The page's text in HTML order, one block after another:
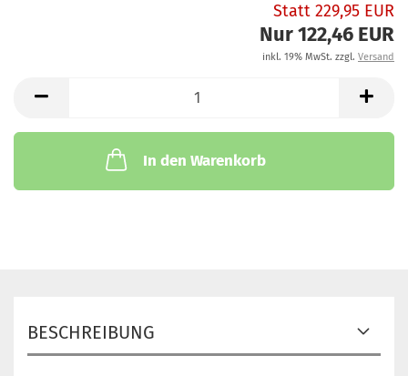
Statt 229,95 EUR
Nur 122,46 EUR
inkl. 19% MwSt. zzgl. Versand
In den Warenkorb
BESCHREIBUNG